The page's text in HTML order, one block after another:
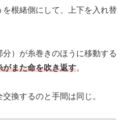
根緒側にして、上下を入れ替
）が糸巻きのほうに移動する
がまた命を吹き返す。
換するのと手間は同じ。